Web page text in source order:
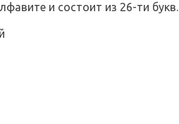
и состоит из 26-ти букв.